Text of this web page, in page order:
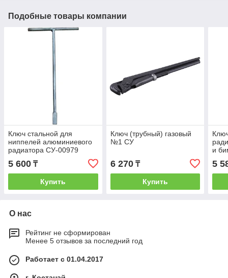
Подобные товары компании
Ключ стальной для
ниппелей алюминиевого
радиатора СУ-00979
5 600 ₸
Купить
Ключ (трубный) газовый
№1 СУ
6 270₸
Купить
и
5
О нас
Рейтинг не сформирован
Менее 5 отзывов за последний год
Работает с 01.04.2017